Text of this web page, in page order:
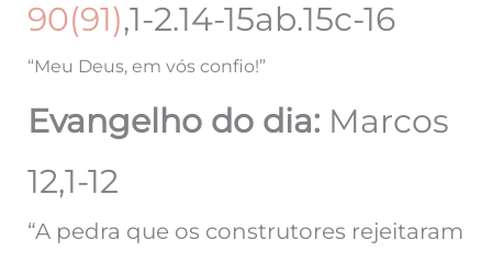
90(91),1-2.14-15ab.15c-16
“Meu Deus, em vós confio!”
Evangelho do dia: Marcos
12,1-12
“A pedra que os construtores rejeitaram